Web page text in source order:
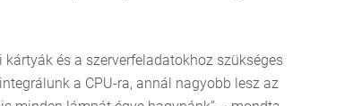
és a szerverfeladatokhoz szükséges
a CPU-ra, annál nagyobb lesz az